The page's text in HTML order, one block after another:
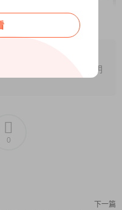
键提取口播文案，再也不
未如此简单！
，转载请注明
0
下一篇